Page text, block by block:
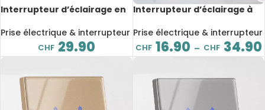
Interrupteur d’éclairage en
poussoir, 1 voie, 16A, Or
Prise électrique & interrupteur
CHF 29.90
Interrupteur d’éclairage à
d’aluminium, Rj45, TV, Type
86, gris
Prise électrique & interrupteur
CHF 16.90 – CHF 34.90